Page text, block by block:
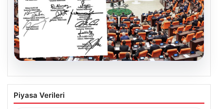
05.08.2026
Terörle Mücadelede Tarihi Adım: Yeni
Çerçeve Yasa Teklifi TBMM’ye Sunuldu
Piyasa Verileri